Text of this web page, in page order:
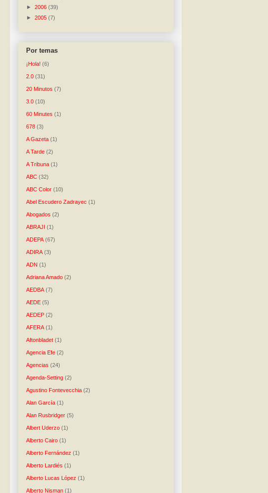
► 2006 (39)
► 2005 (7)
Por temas
¡Hola! (6)
2.0 (31)
20 Minutos (7)
3.0 (10)
60 Minutes (1)
678 (3)
A Gazeta (1)
A Tarde (2)
A Tribuna (1)
ABC (32)
ABC Color (10)
Abel Escudero Zadrayec (1)
Abogados (2)
ABRAJI (1)
ADEPA (67)
ADIRA (3)
ADN (1)
Adriana Amado (2)
AEDBA (7)
AEDE (5)
AEDEP (2)
AFERA (1)
Aftonbladet (1)
Agencia Efe (2)
Agencias (24)
Agenda-Setting (2)
Agustino Fontevecchia (2)
Alan García (1)
Alan Rusbridger (5)
Albert Uderzo (1)
Alberto Cairo (1)
Alberto Fernández (1)
Alberto Lardiés (1)
Alberto Lucas López (1)
Alberto Nisman (1)